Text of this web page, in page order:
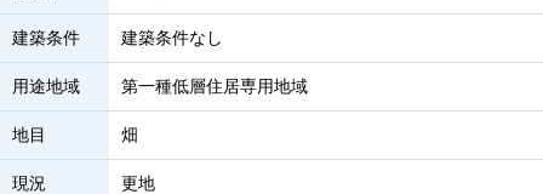
建築条件 建築条件なし
用途地域 第一種低層住居専用地域
地目 畑
現況 更地